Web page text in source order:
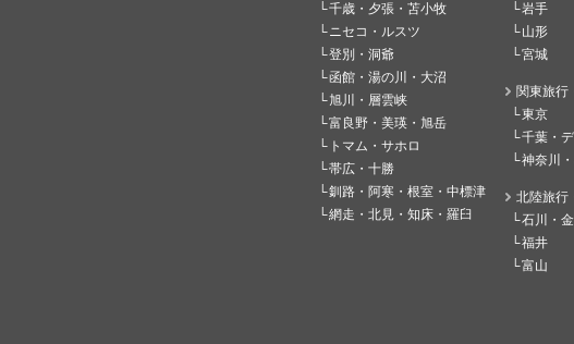
千歳・夕張・苫小牧
ニセコ・ルスツ
登別・洞爺
函館・湯の川・大沼
旭川・層雲峡
富良野・美瑛・旭岳
トマム・サホロ
帯広・十勝
釧路・阿寒・根室・中標津
網走・北見・知床・羅臼
岩手
山形
宮城
関東旅行
東京
千葉・
神奈川
北陸旅行
石川・
福井
富山